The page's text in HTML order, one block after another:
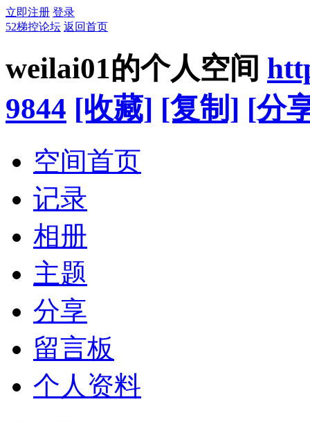
立即注册 登录
52梯控论坛 返回首页
weilai01的个人空间
9844 [收藏] [复制] [分
空间首页
记录
相册
主题
分享
留言板
个人资料